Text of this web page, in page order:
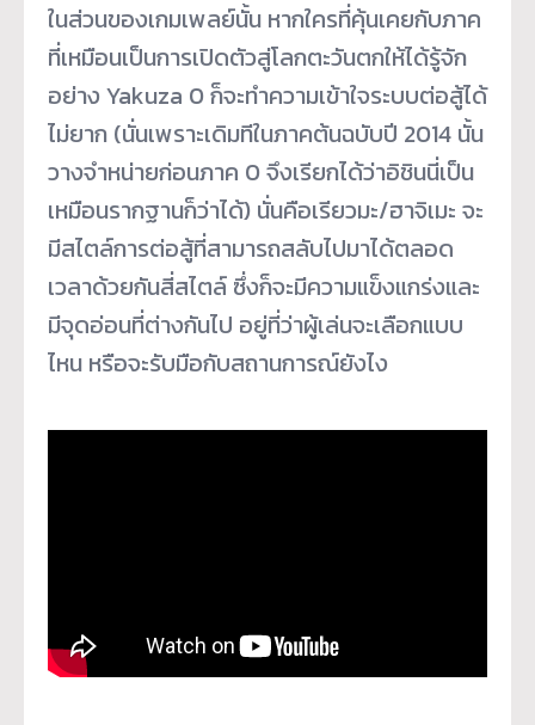
ในส่วนของเกมเพลย์นั้น หากใครที่คุ้นเคยกับภาค
ที่เหมือนเป็นการเปิดตัวสู่โลกตะวันตกให้ได้รู้จัก
อย่าง Yakuza 0 ก็จะทำความเข้าใจระบบต่อสู้ได้
ไม่ยาก (นั่นเพราะเดิมทีในภาคต้นฉบับปี 2014 นั้น
วางจำหน่ายก่อนภาค 0 จึงเรียกได้ว่าอิชินนี่เป็น
เหมือนรากฐานก็ว่าได้) นั่นคือเรียวมะ/ฮาจิเมะ จะ
มีสไตล์การต่อสู้ที่สามารถสลับไปมาได้ตลอด
เวลาด้วยกันสี่สไตล์ ซึ่งก็จะมีความแข็งแกร่งและ
มีจุดอ่อนที่ต่างกันไป อยู่ที่ว่าผู้เล่นจะเลือกแบบ
ไหน หรือจะรับมือกับสถานการณ์ยังไง